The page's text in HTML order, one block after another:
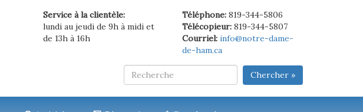
Service à la clientèle:
lundi au jeudi de 9h à midi et
de 13h à 16h
Téléphone:819-344-5806
Télécopieur:819-344-5807
Courriel: info@notre-dame-
de-ham.ca
Chercher »